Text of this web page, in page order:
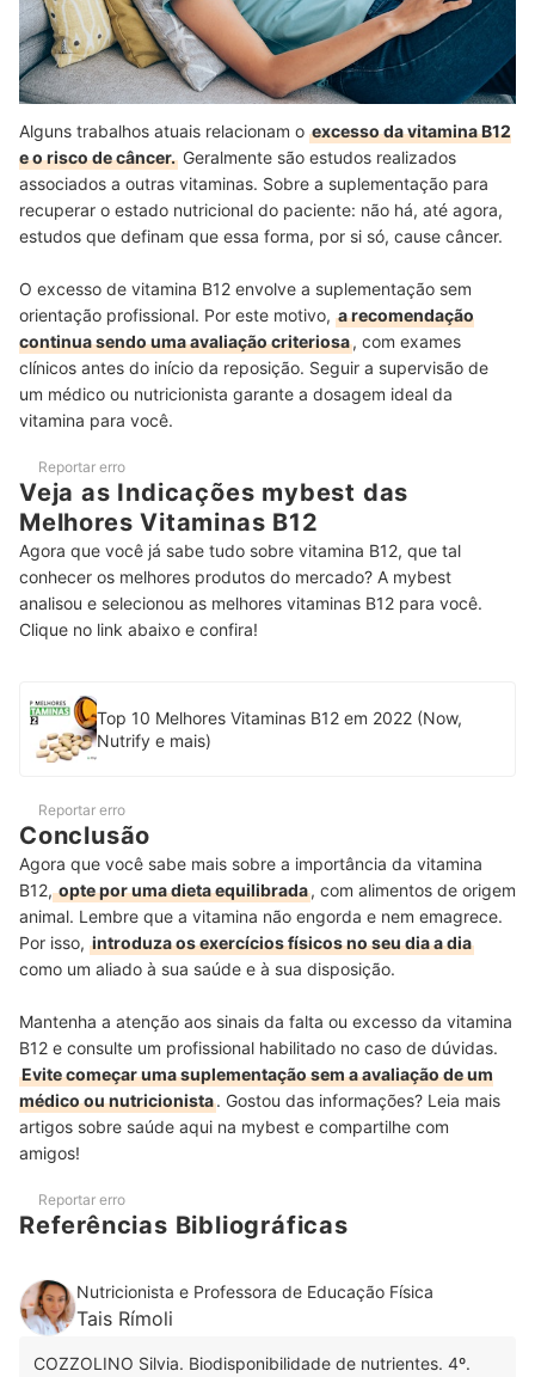
Alguns trabalhos atuais relacionam o excesso da vitamina B12
e o risco de câncer. Geralmente são estudos realizados
associados a outras vitaminas. Sobre a suplementação para
recuperar o estado nutricional do paciente: não há, até agora,
estudos que definam que essa forma, por si só, cause câncer.
O excesso de vitamina B12 envolve a suplementação sem
orientação profissional. Por este motivo, a recomendação
continua sendo uma avaliação criteriosa, com exames
clínicos antes do início da reposição. Seguir a supervisão de
um médico ou nutricionista garante a dosagem ideal da
vitamina para você.
Reportar erro
Veja as Indicações mybest das
Melhores Vitaminas B12
Agora que você já sabe tudo sobre vitamina B12, que tal
conhecer os melhores produtos do mercado? A mybest
analisou e selecionou as melhores vitaminas B12 para você.
Clique no link abaixo e confira!
Top 10 Melhores Vitaminas B12 em 2022 (Now,
Nutrify e mais)
Reportar erro
Conclusão
Agora que você sabe mais sobre a importância da vitamina
B12,opte por uma dieta equilibrada, com alimentos de origem
animal. Lembre que a vitamina não engorda e nem emagrece.
Por isso, introduza os exercícios físicos no seu dia a dia
como um aliado à sua saúde e à sua disposição.
Mantenha a atenção aos sinais da falta ou excesso da vitamina
B12 e consulte um profissional habilitado no caso de dúvidas.
Evite começar uma suplementação sem a avaliação de um
médico ou nutricionista. Gostou das informações? Leia mais
artigos sobre saúde aqui na mybest e compartilhe com
amigos!
Reportar erro
Referências Bibliográficas
Nutricionista e Professora de Educação Física
Tais Rímoli
COZZOLINO Silvia. Biodisponibilidade de nutrientes. 4º.